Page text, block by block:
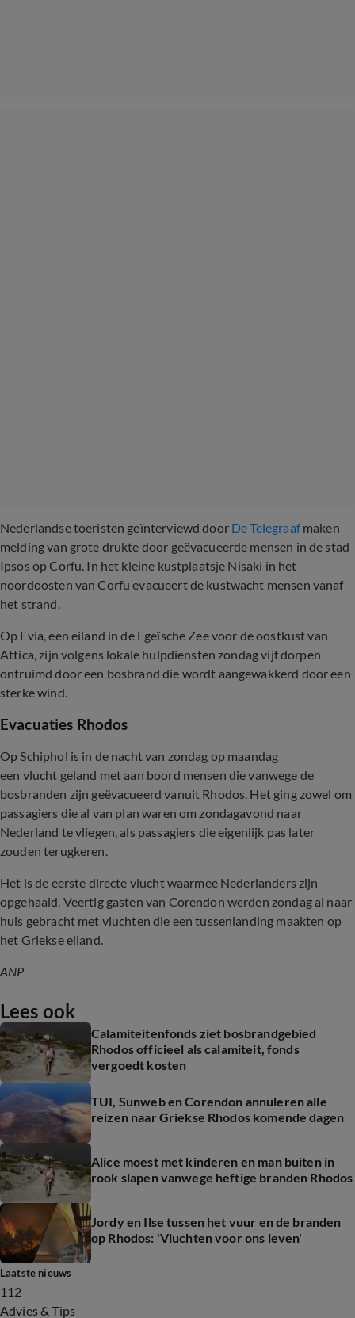
Nederlandse toeristen geïnterviewd door De Telegraafmaken
melding van grote drukte door geëvacueerde mensen in de stad
Ipsos op Corfu. In het kleine kustplaatsje Nisaki in het
noordoosten van Corfu evacueert de kustwacht mensen vanaf
het strand.
Op Evia, een eiland in de Egeïsche Zee voor de oostkust van
Attica, zijn volgens lokale hulpdiensten zondag vijf dorpen
ontruimd door een bosbrand die wordt aangewakkerd door een
sterke wind.
Evacuaties Rhodos
Op Schiphol is in de nacht van zondag op maandag
een vlucht geland met aan boord mensen die vanwege de
bosbranden zijn geëvacueerd vanuit Rhodos. Het ging zowel om
passagiers die al van plan waren om zondagavond naar
Nederland te vliegen, als passagiers die eigenlijk pas later
zouden terugkeren.
Het is de eerste directe vlucht waarmee Nederlanders zijn
opgehaald. Veertig gasten van Corendon werden zondag al naar
huis gebracht met vluchten die een tussenlanding maakten op
het Griekse eiland.
ANP
Lees ook
Calamiteitenfonds ziet bosbrandgebied
Rhodos officieel als calamiteit, fonds
vergoedt kosten
TUI, Sunweb en Corendon annuleren alle
reizen naar Griekse Rhodos komende dagen
Alice moest met kinderen en man buiten in
rook slapen vanwege heftige branden Rhodos
Jordy en Ilse tussen het vuur en de branden
op Rhodos: 'Vluchten voor ons leven'
Laatste nieuws
112
Advies & Tips